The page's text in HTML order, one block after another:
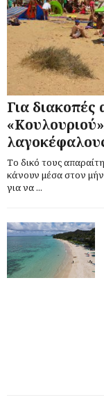
Για διακοπές
Το δικό τους
κάνουν μέσα στον
για να ...